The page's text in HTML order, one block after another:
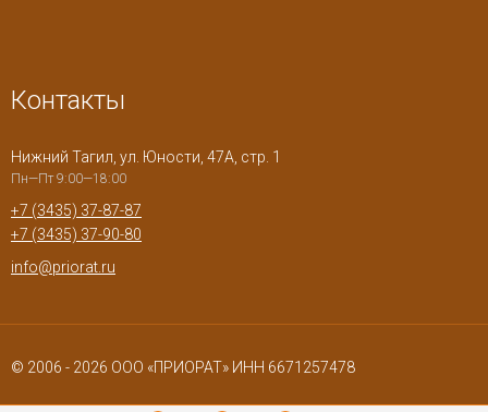
Контакты
Нижний Тагил, ул. Юности, 47А, стр. 1
Пн—Пт 9:00—18:00
+7 (3435) 37-87-87
+7 (3435) 37-90-80
info@priorat.ru
© 2006 - 2026 ООО «ПРИОРАТ» ИНН 6671257478